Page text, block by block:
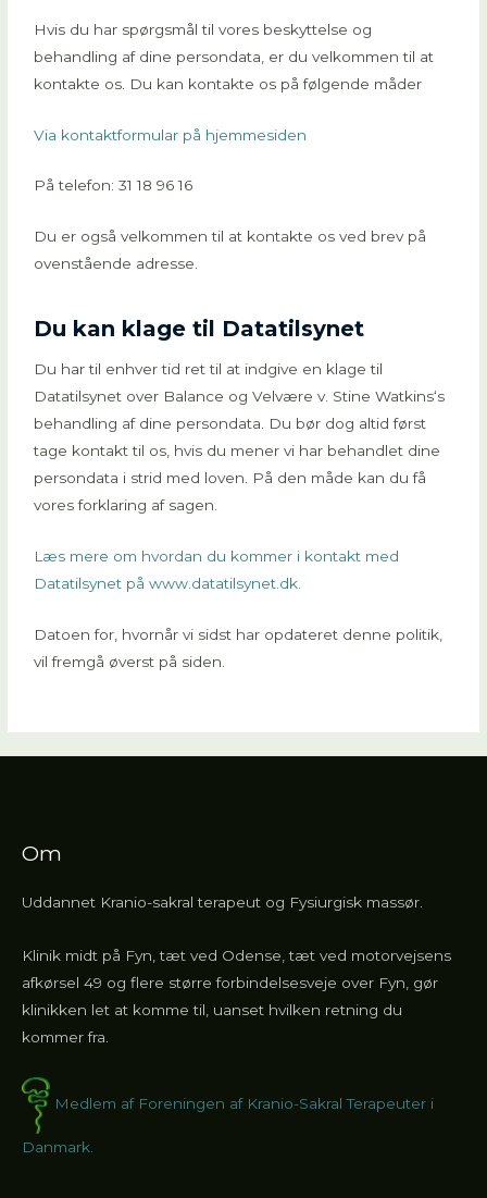
Hvis du har spørgsmål til vores beskyttelse og
behandling af dine persondata, er du velkommen til at
kontakte os. Du kan kontakte os på følgende måder
Via kontaktformular på hjemmesiden
På telefon: 31 18 96 16
Du er også velkommen til at kontakte os ved brev på
ovenstående adresse.
Du kan klage til Datatilsynet
Du har til enhver tid ret til at indgive en klage til
Datatilsynet over Balance og Velvære v. Stine Watkins‘s
behandling af dine persondata. Du bør dog altid først
tage kontakt til os, hvis du mener vi har behandlet dine
persondata i strid med loven. På den måde kan du få
vores forklaring af sagen.
Læs mere om hvordan du kommer i kontakt med
Datatilsynet på www.datatilsynet.dk.
Datoen for, hvornår vi sidst har opdateret denne politik,
vil fremgå øverst på siden.
Om
Uddannet Kranio-sakral terapeut og Fysiurgisk massør.
Klinik midt på Fyn, tæt ved Odense, tæt ved motorvejsens
afkørsel 49 og flere større forbindelsesveje over Fyn, gør
klinikken let at komme til, uanset hvilken retning du
kommer fra.
Medlem af Foreningen af Kranio-Sakral Terapeuter i
Danmark.